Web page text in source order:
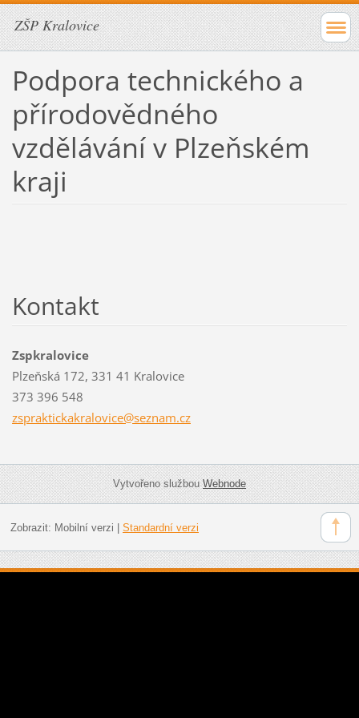
ZŠP Kralovice
Podpora technického a
přírodovědného
vzdělávání v Plzeňském
kraji
Kontakt
Zspkralovice
Plzeňská 172, 331 41 Kralovice
373 396 548
zspraktickakralovice@seznam.cz
Vytvořeno službouWebnode
Zobrazit: Mobilní verzi Standardní verzi